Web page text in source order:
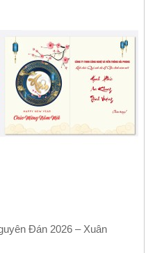
Đán 2026 – Xuân